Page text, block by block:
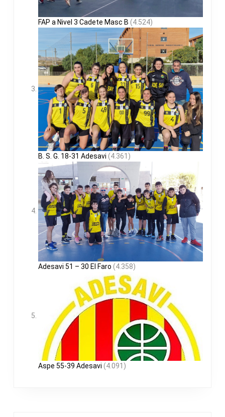
FAP a Nivel 3 Cadete Masc B (4.524)
B. S. G. 18-31 Adesavi (4.361)
Adesavi 51 – 30 El Faro (4.358)
Aspe 55-39 Adesavi (4.091)